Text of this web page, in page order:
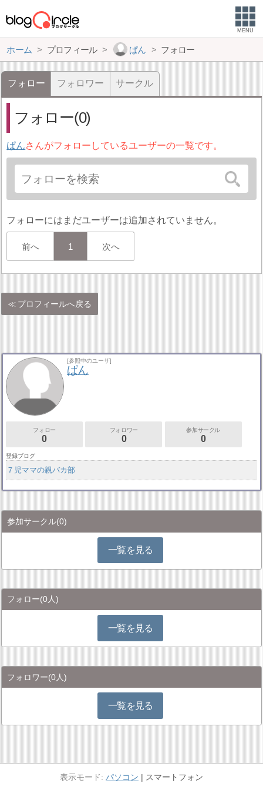
MENU
ホーム プロフィール ぱん フォロー
フォロー フォロワー サークル
フォロー(0)
ぱんさんがフォローしているユーザーの一覧です。
フォローにはまだユーザーは追加されていません。
前へ 1 次へ
プロフィールへ戻る
[参照中のユーザ]
ぱん
フォロー
0
フォロワー
0
参加サークル
0
登録ブログ
７児ママの親バカ部
参加サークル(0)
一覧を見る
フォロー(0人)
一覧を見る
フォロワー(0人)
一覧を見る
パソコン スマートフォン